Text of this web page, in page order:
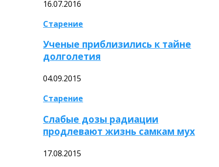
16.07.2016
Старение
Ученые приблизились к тайне
долголетия
04.09.2015
Старение
Слабые дозы радиации
продлевают жизнь самкам мух
17.08.2015